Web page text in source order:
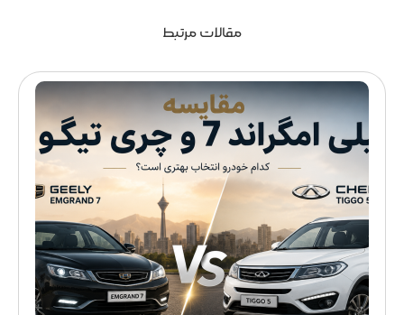
مقالات مرتبط